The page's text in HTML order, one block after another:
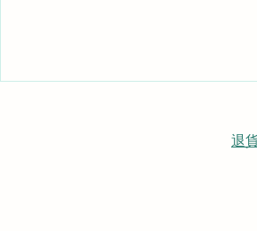
退